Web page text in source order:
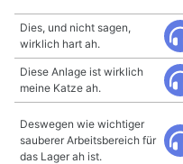
Dies, und nicht sagen,
wirklich hart ah.
Diese Anlage ist wirklich
meine Katze ah.
Deswegen wie wichtiger
sauberer Arbeitsbereich für
das Lager ah ist.